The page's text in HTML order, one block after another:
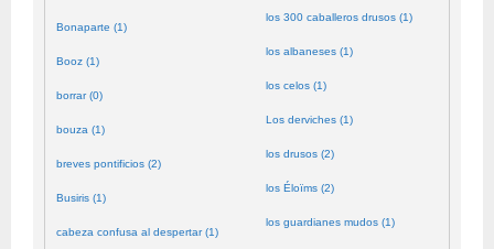
Bonaparte (1)
Booz (1)
borrar (0)
bouza (1)
breves pontificios (2)
Busiris (1)
cabeza confusa al despertar (1)
los 300 caballeros drusos (1)
los albaneses (1)
los celos (1)
Los derviches (1)
los drusos (2)
los Éloïms (2)
los guardianes mudos (1)